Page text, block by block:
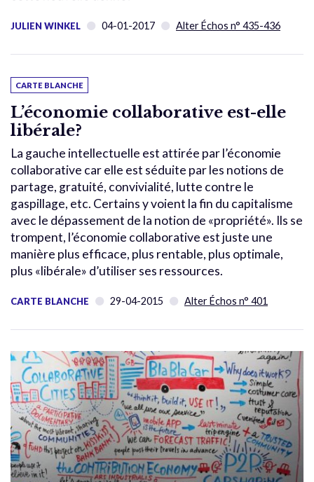
JULIEN WINKEL 04-01-2017 Alter Échos n° 435-436
CARTE BLANCHE
L’économie collaborative est-elle
libérale?
La gauche intellectuelle est attirée par l’économie
collaborative car elle est séduite par les notions de
partage, gratuité, convivialité, lutte contre le
gaspillage, etc. Certains y voient la fin du capitalisme
avec le dépassement de la notion de «propriété». Ils se
trompent, l’économie collaborative est juste une
manière plus efficace, plus rentable, plus optimale,
plus «libérale» d’utiliser ses ressources.
CARTE BLANCHE 29-04-2015 Alter Échos n° 401